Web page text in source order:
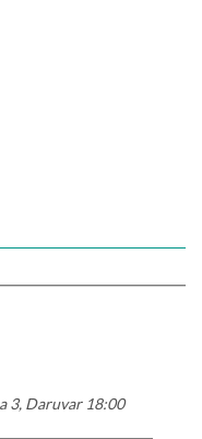
3, Daruvar 18:00